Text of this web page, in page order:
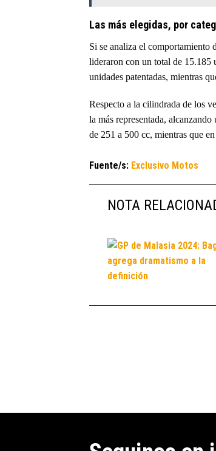
Las más elegidas, por
Si se analiza el comportamiento
lideraron con un total de 15.185
unidades patentadas, mientras
Respecto a la cilindrada de los
la más representada,
de 251 a 500 cc, mientras que
Fuente/s: Exclusivo Motos
NOTA